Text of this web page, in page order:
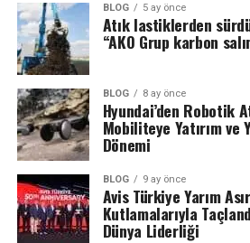
BLOG 5 ay önce
Atık lastiklerden
“AKO Grup karbon
BLOG 8 ay önce
Hyundai’den Robotik
Mobiliteye Yatırım ve
Dönemi
BLOG 9 ay önce
Avis Türkiye Yarım
Kutlamalarıyla
Dünya Liderliği